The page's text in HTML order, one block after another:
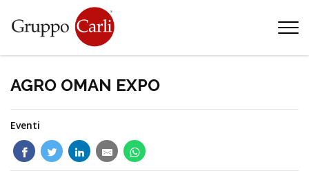
T—info@gruppocarli.com
AGRO OMAN EXPO
Eventi